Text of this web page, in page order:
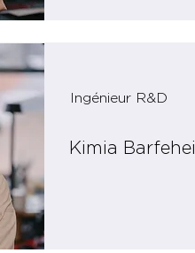
Ingénieur R&D
Kimia Barfehei